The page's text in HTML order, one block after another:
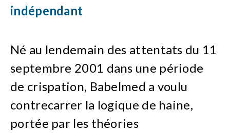
indépendant
Né au lendemain des attentats du 11
septembre 2001 dans une période
de crispation, Babelmed a voulu
contrecarrer la logique de haine,
portée par les théories